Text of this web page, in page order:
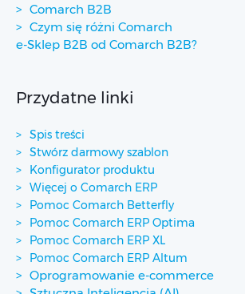
Comarch B2B
Czym się różni Comarch
e-Sklep B2B od Comarch B2B?
Przydatne linki
Spis treści
Stwórz darmowy szablon
Konfigurator produktu
Więcej o Comarch ERP
Pomoc Comarch Betterfly
Pomoc Comarch ERP Optima
Pomoc Comarch ERP XL
Pomoc Comarch ERP Altum
Oprogramowanie e-commerce